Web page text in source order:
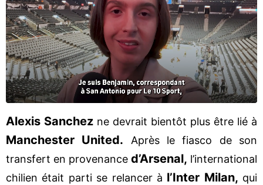
Alexis Sanchez ne devrait bientôt plus être lié à
Manchester United. Après le fiasco de son
transfert en provenance d’Arsenal, l’international
chilien était parti se relancer à l’Inter Milan, qui